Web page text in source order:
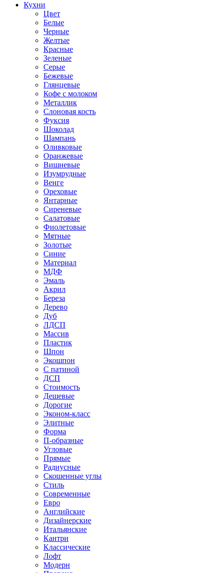
Кухни
Цвет
Белые
Черные
Желтые
Красные
Зеленые
Серые
Бежевые
Глянцевые
Кофе с молоком
Металлик
Слоновая кость
Фуксия
Шоколад
Шампань
Оливковые
Оранжевые
Вишневые
Изумрудные
Венге
Ореховые
Янтарные
Сиреневые
Салатовые
Фиолетовые
Мятные
Золотые
Синие
Материал
МДФ
Эмаль
Акрил
Береза
Дерево
Дуб
ЛДСП
Массив
Пластик
Шпон
Экошпон
С патиной
ДСП
Стоимость
Дешевые
Дорогие
Эконом-класс
Элитные
Форма
П-образные
Угловые
Прямые
Радиусные
Скошенные углы
Стиль
Современные
Евро
Английские
Дизайнерские
Итальянские
Кантри
Классические
Лофт
Модерн